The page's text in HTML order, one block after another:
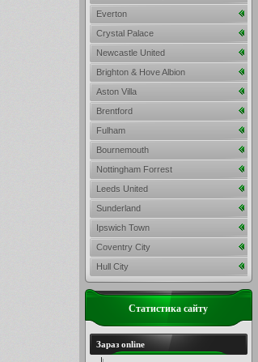
Everton
Crystal Palace
Newcastle United
Brighton & Hove Albion
Aston Villa
Brentford
Fulham
Bournemouth
Nottingham Forrest
Leeds United
Sunderland
Ipswich Town
Coventry City
Hull City
Статистика сайту
Зараз online